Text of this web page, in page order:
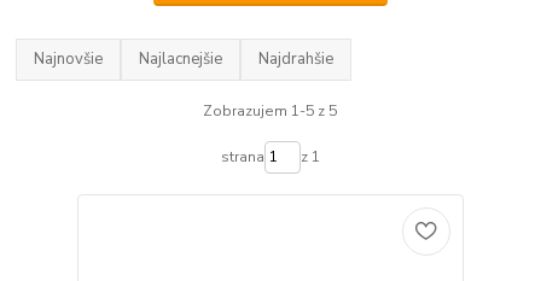
Najnovšie Najlacnejšie Najdrahšie
Zobrazujem 1-5 z 5
strana z 1